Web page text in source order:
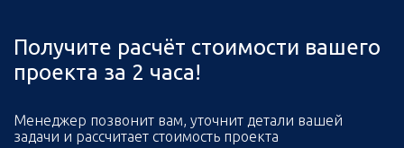
Получите расчёт стоимости вашего
проекта за 2 часа!
Менеджер позвонит вам, уточнит детали вашей
задачи и рассчитает стоимость проекта